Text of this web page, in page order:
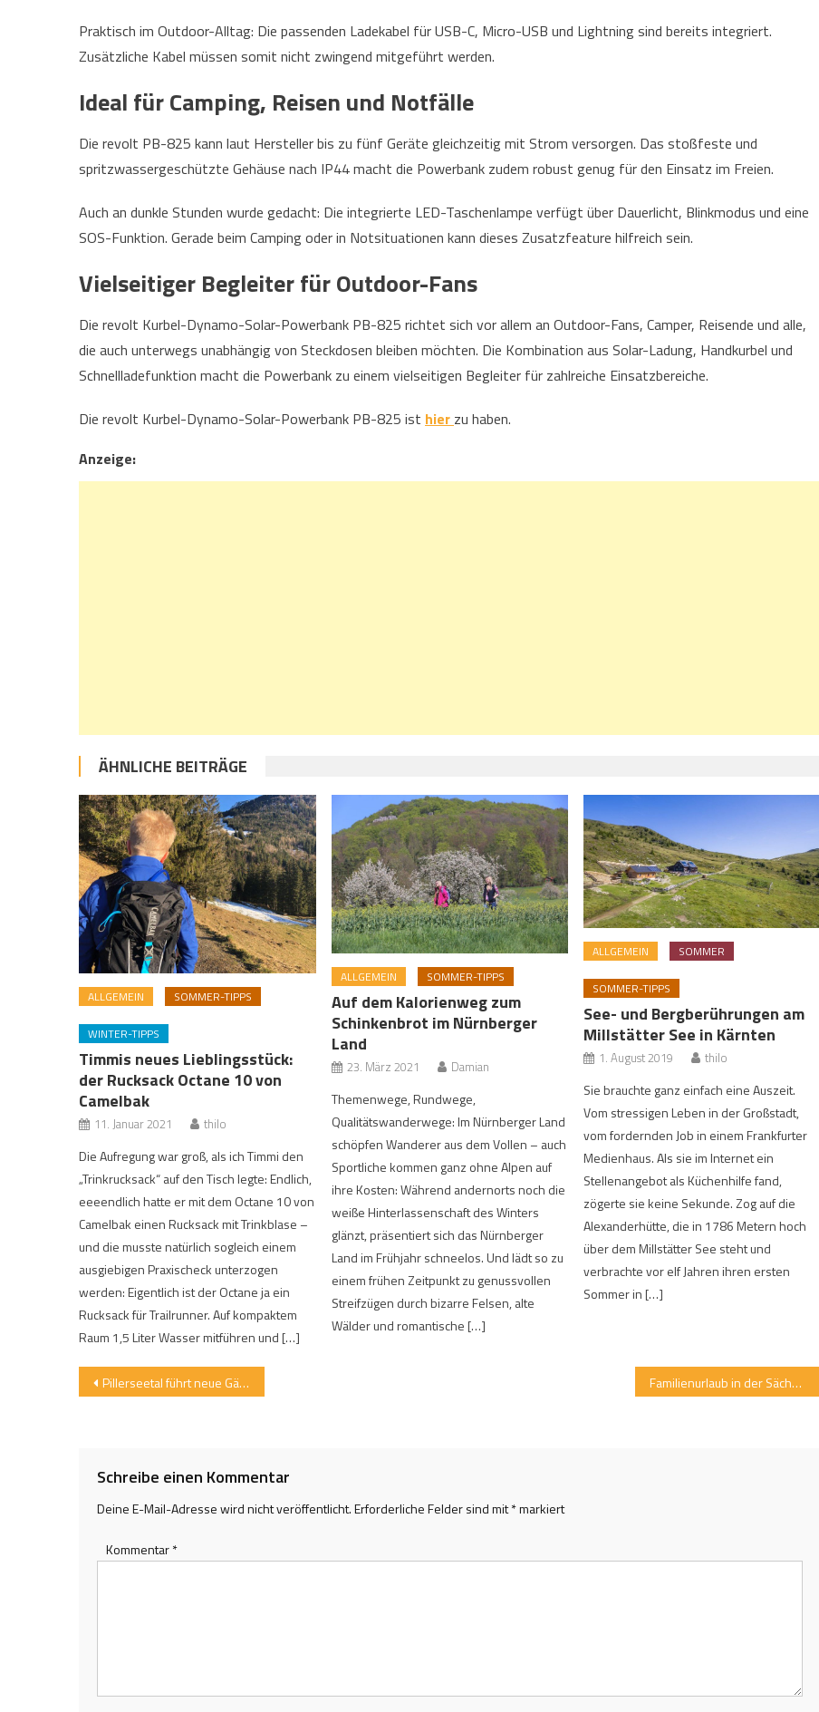
Praktisch im Outdoor-Alltag: Die passenden Ladekabel für USB-C, Micro-USB und Lightning sind bereits integriert.
Zusätzliche Kabel müssen somit nicht zwingend mitgeführt werden.
Ideal für Camping, Reisen und Notfälle
Die revolt PB-825 kann laut Hersteller bis zu fünf Geräte gleichzeitig mit Strom versorgen. Das stoßfeste und
spritzwassergeschützte Gehäuse nach IP44 macht die Powerbank zudem robust genug für den Einsatz im Freien.
Auch an dunkle Stunden wurde gedacht: Die integrierte LED-Taschenlampe verfügt über Dauerlicht, Blinkmodus und eine
SOS-Funktion. Gerade beim Camping oder in Notsituationen kann dieses Zusatzfeature hilfreich sein.
Vielseitiger Begleiter für Outdoor-Fans
Die revolt Kurbel-Dynamo-Solar-Powerbank PB-825 richtet sich vor allem an Outdoor-Fans, Camper, Reisende und alle,
die auch unterwegs unabhängig von Steckdosen bleiben möchten. Die Kombination aus Solar-Ladung, Handkurbel und
Schnellladefunktion macht die Powerbank zu einem vielseitigen Begleiter für zahlreiche Einsatzbereiche.
Die revolt Kurbel-Dynamo-Solar-Powerbank PB-825 ist hier zu haben.
Anzeige:
ÄHNLICHE BEITRÄGE
ALLGEMEIN SOMMER-TIPPS
WINTER-TIPPS
Timmis neues Lieblingsstück:
der Rucksack Octane 10 von
Camelbak
11. Januar 2021 thilo
Die Aufregung war groß, als ich Timmi den
„Trinkrucksack“ auf den Tisch legte: Endlich,
eeeendlich hatte er mit dem Octane 10 von
Camelbak einen Rucksack mit Trinkblase –
und die musste natürlich sogleich einem
ausgiebigen Praxischeck unterzogen
werden: Eigentlich ist der Octane ja ein
Rucksack für Trailrunner. Auf kompaktem
Raum 1,5 Liter Wasser mitführen und […]
ALLGEMEIN SOMMER-TIPPS
Auf dem Kalorienweg zum
Schinkenbrot im Nürnberger
Land
23. März 2021 Damian
Themenwege, Rundwege,
Qualitätswanderwege: Im Nürnberger Land
schöpfen Wanderer aus dem Vollen – auch
Sportliche kommen ganz ohne Alpen auf
ihre Kosten: Während andernorts noch die
weiße Hinterlassenschaft des Winters
glänzt, präsentiert sich das Nürnberger
Land im Frühjahr schneelos. Und lädt so zu
einem frühen Zeitpunkt zu genussvollen
Streifzügen durch bizarre Felsen, alte
Wälder und romantische […]
ALLGEMEIN SOMMER
SOMMER-TIPPS
See- und Bergberührungen am
Millstätter See in Kärnten
1. August 2019 thilo
Sie brauchte ganz einfach eine Auszeit.
Vom stressigen Leben in der Großstadt,
vom fordernden Job in einem Frankfurter
Medienhaus. Als sie im Internet ein
Stellenangebot als Küchenhilfe fand,
zögerte sie keine Sekunde. Zog auf die
Alexanderhütte, die in 1786 Metern hoch
über dem Millstätter See steht und
verbrachte vor elf Jahren ihren ersten
Sommer in […]
Beitragsnavigation
Pillerseetal führt neue Gästekarte und „FamilienMomente“ ein Familienurlaub in der Sächsischen Schweiz: Unterwegs zwischen Felsen, Schluchten und Tafelbergen
Schreibe einen Kommentar
Deine E-Mail-Adresse wird nicht veröffentlicht.Erforderliche Felder sind mit*markiert
Kommentar*